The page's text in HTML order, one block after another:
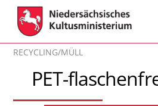
Skip
content
RECYCLING/MÜLL
PET-